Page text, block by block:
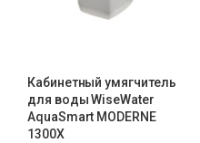
Кабинетный умягчитель
для воды WiseWater
AquaSmart MODERNE
1300X